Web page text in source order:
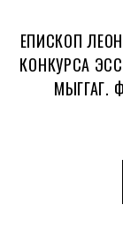
ЕПИСКОП
КОНКУРСА
МЫГГАГ.